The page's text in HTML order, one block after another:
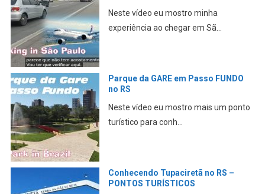
Neste vídeo eu mostro minha
experiência ao chegar em Sã...
Parque da GARE em Passo FUNDO
no RS
Neste vídeo eu mostro mais um ponto
turístico para conh...
Conhecendo Tupaciretã no RS –
PONTOS TURÍSTICOS